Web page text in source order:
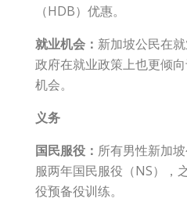
（HDB）优惠。
就业机会： 新加坡公民在
政府在就业政策上也更倾
机会。
义务
国民服役： 所有男性新加
服两年国民服役（NS），
役预备役训练。